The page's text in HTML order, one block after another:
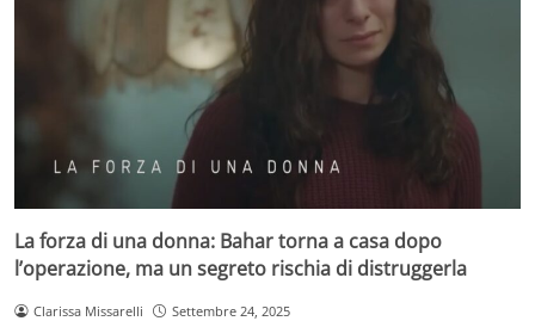
La forza di una donna: Bahar torna a casa dopo
l’operazione, ma un segreto rischia di distruggerla
Clarissa Missarelli Settembre 24, 2025